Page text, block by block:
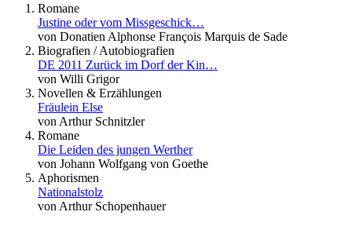
Romane
Justine oder vom Missgeschick…
von Donatien Alphonse François Marquis de Sade
Biografien / Autobiografien
DE 2011 Zurück im Dorf der Kin…
von Willi Grigor
Novellen & Erzählungen
Fräulein Else
von Arthur Schnitzler
Romane
Die Leiden des jungen Werther
von Johann Wolfgang von Goethe
Aphorismen
Nationalstolz
von Arthur Schopenhauer